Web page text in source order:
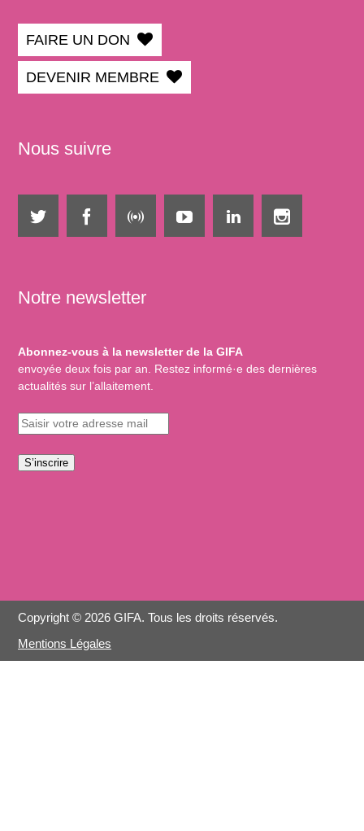
FAIRE UN DON
DEVENIR MEMBRE
Nous suivre
Notre newsletter
Abonnez-vous à la newsletter de la GIFA
envoyée deux fois par an. Restez informé·e des dernières
actualités sur l’allaitement.
S’inscrire
Copyright © 2026 GIFA. Tous les droits réservés.
Mentions Légales